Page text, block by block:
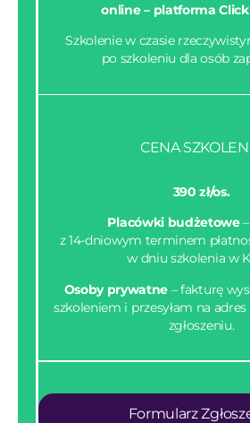
online – platforma
Szkolenie w czasie
po szkoleniu dla osób
CENA
390 zł/os.
Placówki budżetowe
z 14-dniowym terminem
w dniu szkolenia w
Osoby prywatne – fakturę
szkoleniem i przesyłam na
zgłoszeniu.
Formularz